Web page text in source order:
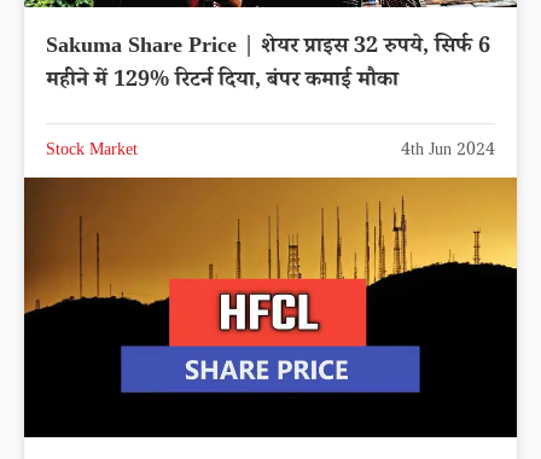
Sakuma Share Price | शेयर प्राइस 32 रुपये, सिर्फ 6
महीने में 129% रिटर्न दिया, बंपर कमाई मौका
Stock Market 4th Jun 2024